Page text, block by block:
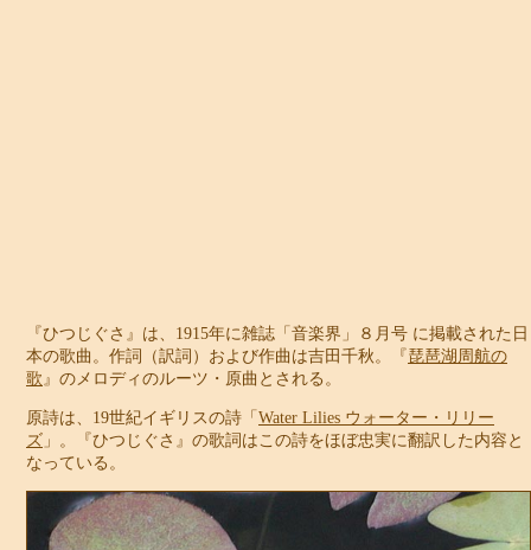
『ひつじぐさ』は、1915年に雑誌「音楽界」８月号 に掲載された日
本の歌曲。作詞（訳詞）および作曲は吉田千秋。『 琵琶湖周航の
歌 』のメロディのルーツ・原曲とされる。
原詩は、19世紀イギリスの詩「 Water Lilies ウォーター・リリー
ズ 」。『ひつじぐさ』の歌詞はこの詩をほぼ忠実に翻訳した内容と
なっている。